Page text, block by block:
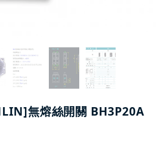
無熔絲開關 BH3P20A